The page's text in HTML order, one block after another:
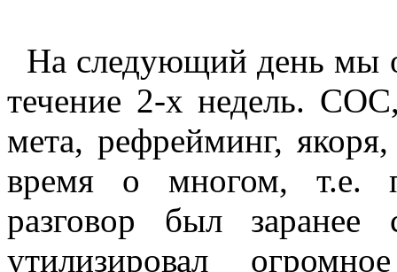
На следующий день мы
течение 2-х недель.
мета, рефрейминг,
время о многом, т.е.
разговор был заранее
утилизировал